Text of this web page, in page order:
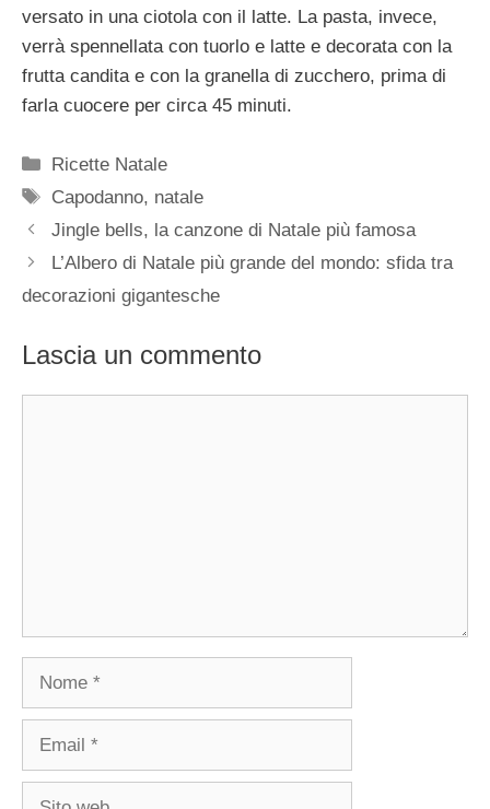
versato in una ciotola con il latte. La pasta, invece,
verrà spennellata con tuorlo e latte e decorata con la
frutta candita e con la granella di zucchero, prima di
farla cuocere per circa 45 minuti.
Categorie
Ricette Natale
Tag
Capodanno, natale
Jingle bells, la canzone di Natale più famosa
L’Albero di Natale più grande del mondo: sfida tra
decorazioni gigantesche
Lascia un commento
Nome
Email
Sito